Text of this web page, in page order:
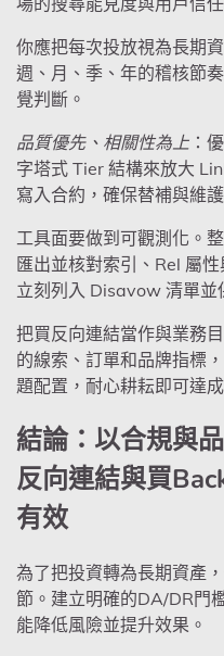
你應把每次投放視為長期
週、月、季、年的稽核節
覺判斷。
品質優先、相關性為上 ：
字塔式 Tier 結構來放大
寫入合約，確保替補與維
工具面要做到可觀測化。
匯出並核對索引、Rel 屬
立刻列入 Disavow 清單並
把買反向連結當作與業務
的線索、訂單和品牌指標
題配置，耐心耕耘即可達
結論：以合規與
反向連結與買
有效
為了把投資轉為長期資產
節。建立明確的DA/DR門
能降低風險並提升效果。